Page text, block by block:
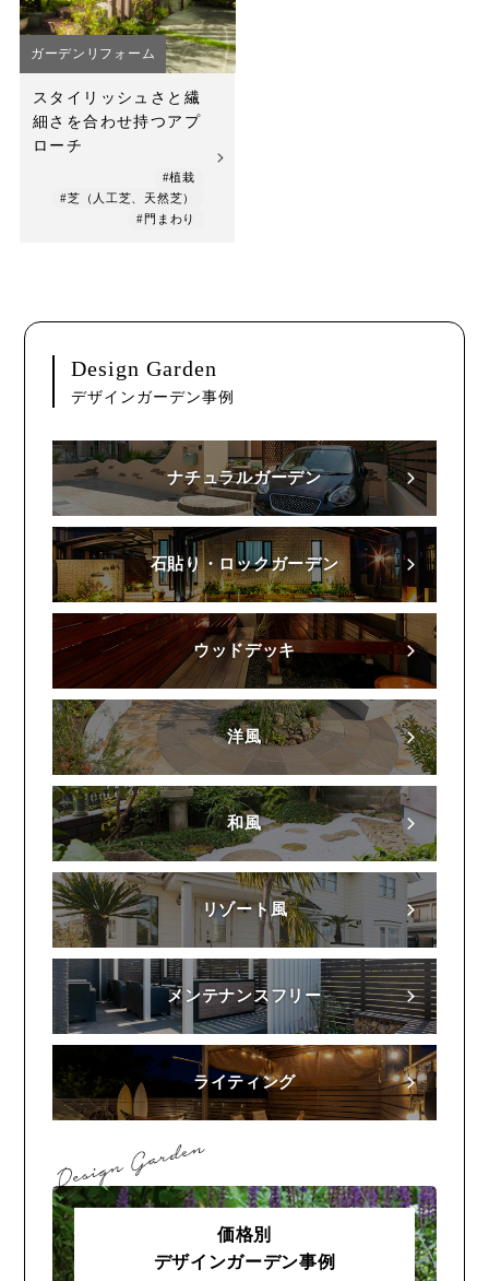
ガーデンリフォーム
スタイリッシュさと繊
細さを合わせ持つアプ
ローチ
#植栽
#芝（人工芝、天然芝）
#門まわり
Design Garden
デザインガーデン事例
ナチュラルガーデン
石貼り・ロックガーデン
ウッドデッキ
洋風
和風
リゾート風
メンテナンスフリー
ライティング
価格別
デザインガーデン事例